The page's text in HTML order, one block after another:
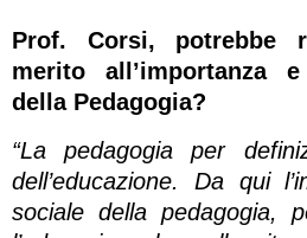
Prof. Corsi, potrebbe
merito all’importanza
della Pedagogia?
“La pedagogia per
dell’educazione. Da qui
sociale della pedagogia,